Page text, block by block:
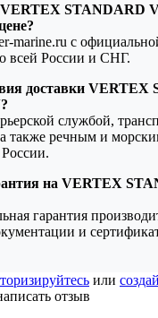
VERTEX STANDARD
marine.ru с
всей России и СНГ.
доставки
службой,
также речным и
на VERTEX
гарантия
и
или
отзыв